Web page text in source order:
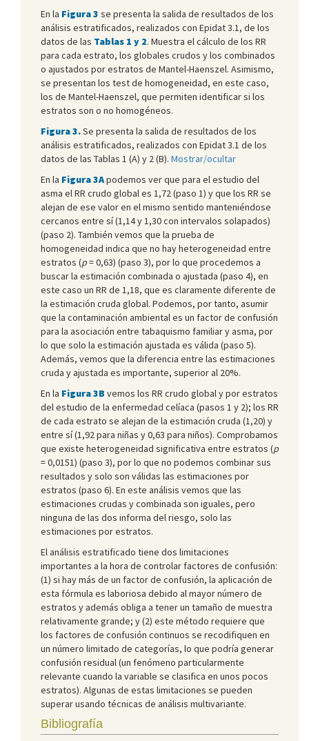
En la Figura 3 se presenta la salida de resultados de los
análisis estratificados, realizados con Epidat 3.1, de los
datos de las Tablas 1 y 2. Muestra el cálculo de los RR
para cada estrato, los globales crudos y los combinados
o ajustados por estratos de Mantel-Haenszel. Asimismo,
se presentan los test de homogeneidad, en este caso,
los de Mantel-Haenszel, que permiten identificar si los
estratos son o no homogéneos.
Figura 3.Se presenta la salida de resultados de los
análisis estratificados, realizados con Epidat 3.1 de los
datos de las Tablas 1 (A) y 2 (B). Mostrar/ocultar
En la Figura 3Apodemos ver que para el estudio del
asma el RR crudo global es 1,72 (paso 1) y que los RR se
alejan de ese valor en el mismo sentido manteniéndose
cercanos entre sí (1,14 y 1,30 con intervalos solapados)
(paso 2). También vemos que la prueba de
homogeneidad indica que no hay heterogeneidad entre
estratos (p= 0,63) (paso 3), por lo que procedemos a
buscar la estimación combinada o ajustada (paso 4), en
este caso un RR de 1,18, que es claramente diferente de
la estimación cruda global. Podemos, por tanto, asumir
que la contaminación ambiental es un factor de confusión
para la asociación entre tabaquismo familiar y asma, por
lo que solo la estimación ajustada es válida (paso 5).
Además, vemos que la diferencia entre las estimaciones
cruda y ajustada es importante, superior al 20%.
En la Figura 3B vemos los RR crudo global y por estratos
del estudio de la enfermedad celíaca (pasos 1 y 2); los RR
de cada estrato se alejan de la estimación cruda (1,20) y
entre sí (1,92 para niñas y 0,63 para niños). Comprobamos
que existe heterogeneidad significativa entre estratos (p
= 0,0151) (paso 3), por lo que no podemos combinar sus
resultados y solo son válidas las estimaciones por
estratos (paso 6). En este análisis vemos que las
estimaciones crudas y combinada son iguales, pero
ninguna de las dos informa del riesgo, solo las
estimaciones por estratos.
El análisis estratificado tiene dos limitaciones
importantes a la hora de controlar factores de confusión:
(1) si hay más de un factor de confusión, la aplicación de
esta fórmula es laboriosa debido al mayor número de
estratos y además obliga a tener un tamaño de muestra
relativamente grande; y (2) este método requiere que
los factores de confusión continuos se recodifiquen en
un número limitado de categorías, lo que podría generar
confusión residual (un fenómeno particularmente
relevante cuando la variable se clasifica en unos pocos
estratos). Algunas de estas limitaciones se pueden
superar usando técnicas de análisis multivariante.
Bibliografía